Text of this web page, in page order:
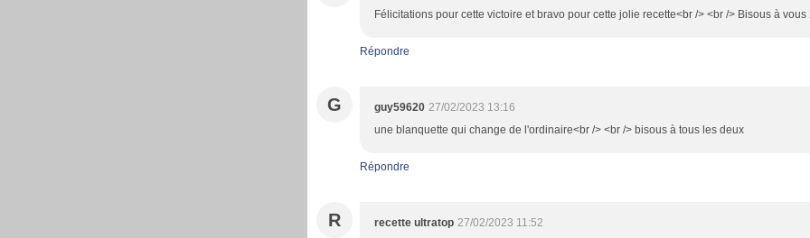
Félicitations pour cette victoire et bravo pour cette jolie recette<br /> <br /> Bisous à vous
Répondre
G guy59620 27/02/2023 13:16
une blanquette qui change de l'ordinaire<br /> <br /> bisous à tous les deux
Répondre
R recette ultratop 27/02/2023 11:52